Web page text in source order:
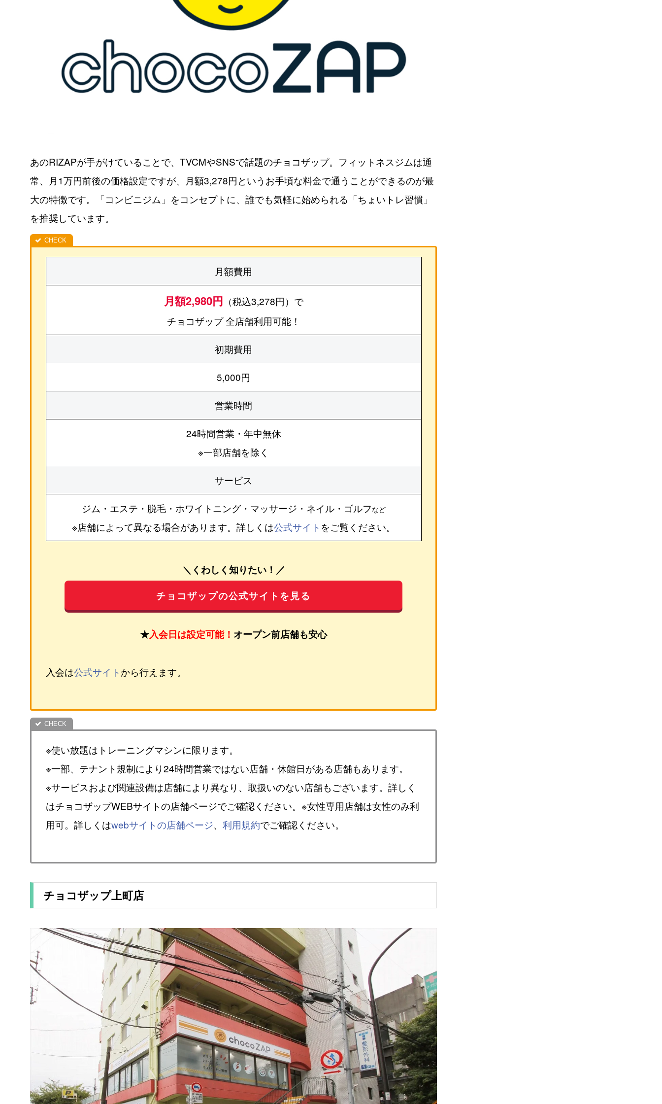
あのRIZAPが手がけていることで、TVCMやSNSで話題のチョコザップ。フィットネスジムは通
常、月1万円前後の価格設定ですが、月額3,278円というお手頃な料金で通うことができるのが最
大の特徴です。「コンビニジム」をコンセプトに、誰でも気軽に始められる「ちょいトレ習慣」
を推奨しています。
月額費用
月額2,980円 （税込3,278円）で
チョコザップ 全店舗利用可能！
初期費用
5,000円
営業時間
24時間営業・年中無休
※一部店舗を除く
サービス
ジム・エステ・脱毛・ホワイトニング・マッサージ・ネイル・ゴルフなど
※店舗によって異なる場合があります。詳しくは公式サイト をご覧ください。
＼くわしく知りたい！／
チョコザップの公式サイトを見る
★入会日は設定可能！ オープン前店舗も安心
入会は公式サイトから行えます。
※使い放題はトレーニングマシンに限ります。
※一部、テナント規制により24時間営業ではない店舗・休館日がある店舗もあります。
※サービスおよび関連設備は店舗により異なり、取扱いのない店舗もございます。詳しく
はチョコザップWEBサイトの店舗ページでご確認ください。※女性専用店舗は女性のみ利
用可。詳しくはwebサイトの店舗ページ、 利用規約でご確認ください。
チョコザップ上町店